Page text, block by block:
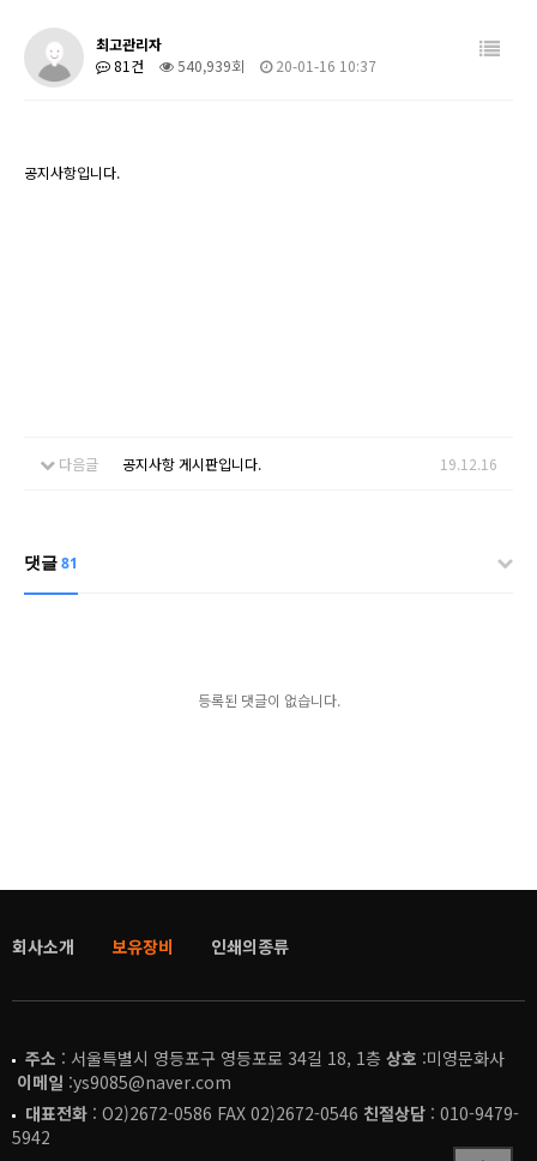
최고관리자
81건
540,939회 20-01-16 10:37
공지사항입니다.
다음글 공지사항 게시판입니다. 19.12.16
댓글81
등록된 댓글이 없습니다.
회사소개 보유장비 인쇄의종류
주소 : 서울특별시 영등포구 영등포로 34길 18, 1층 상호 :미영문화사
이메일 :ys9085@naver.com
대표전화 : O2)2672-0586 FAX 02)2672-0546 친절상담 : 010-9479-
5942